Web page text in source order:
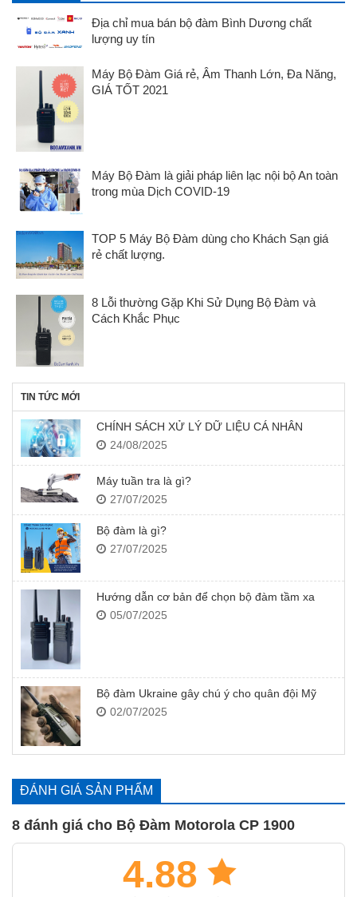
Địa chỉ mua bán bộ đàm Bình Dương chất
lượng uy tín
Máy Bộ Đàm Giá rẻ, Âm Thanh Lớn, Đa Năng,
GIÁ TỐT 2021
Máy Bộ Đàm là giải pháp liên lạc nội bộ An toàn
trong mùa Dịch COVID-19
TOP 5 Máy Bộ Đàm dùng cho Khách Sạn giá
rẻ chất lượng.
8 Lỗi thường Gặp Khi Sử Dụng Bộ Đàm và
Cách Khắc Phục
TIN TỨC MỚI
CHÍNH SÁCH XỬ LÝ DỮ LIỆU CÁ NHÂN
24/08/2025
Máy tuần tra là gì?
27/07/2025
Bộ đàm là gì?
27/07/2025
Hướng dẫn cơ bản để chọn bộ đàm tầm xa
05/07/2025
Bộ đàm Ukraine gây chú ý cho quân đội Mỹ
02/07/2025
ĐÁNH GIÁ SẢN PHẨM
8 đánh giá cho Bộ Đàm Motorola CP 1900
4.88